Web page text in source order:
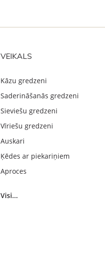
VEIKALS
Kāzu gredzeni
Saderināšanās gredzeni
Sieviešu gredzeni
Vīriešu gredzeni
Auskari
Ķēdes ar piekariņiem
Aproces
Visi...